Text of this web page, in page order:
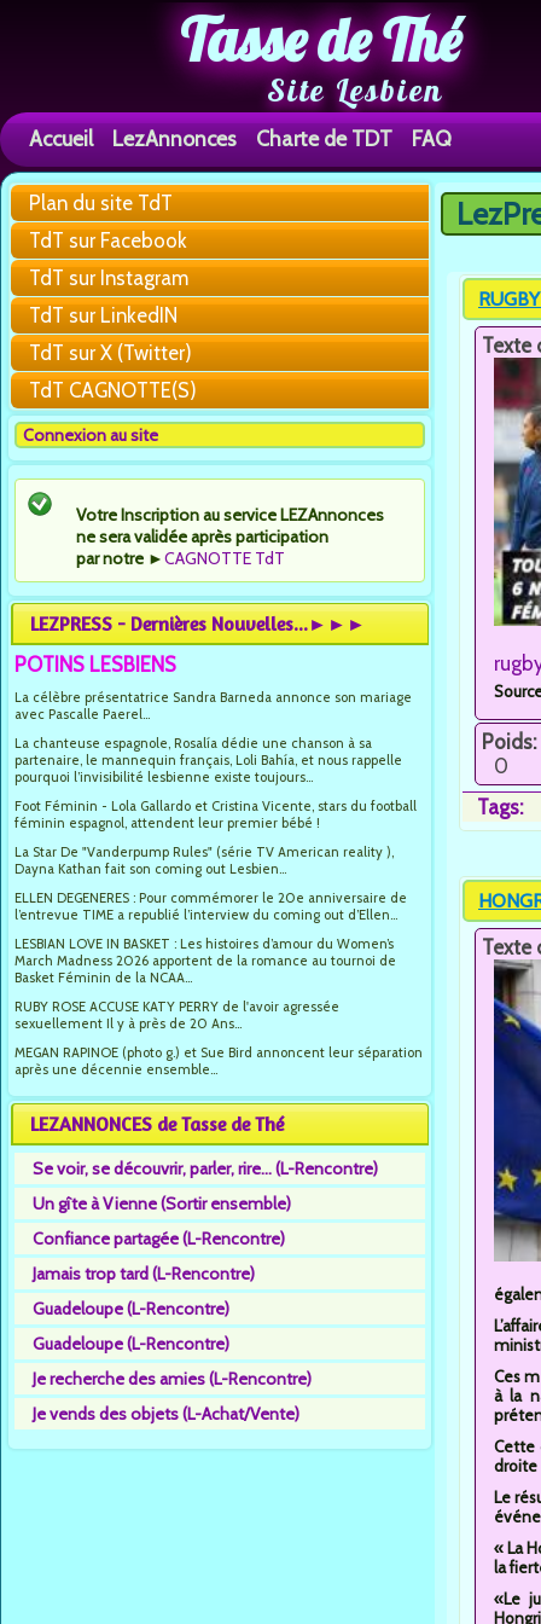
Tasse de Thé
Site Lesbien
Accueil LezAnnonces Charte de TDT FAQ
Plan du site TdT
TdT sur Facebook
TdT sur Instagram
TdT sur LinkedIN
TdT sur X (Twitter)
TdT CAGNOTTE(S)
Connexion au site
Votre Inscription au service LEZAnnonces
ne sera validée après participation
par notre ►CAGNOTTE TdT
LEZPRESS - Dernières Nouvelles...►►►
POTINS LESBIENS
La célèbre présentatrice Sandra Barneda annonce son mariage
avec Pascalle Paerel...
La chanteuse espagnole, Rosalía dédie une chanson à sa
partenaire, le mannequin français, Loli Bahía, et nous rappelle
pourquoi l’invisibilité lesbienne existe toujours...
Foot Féminin - Lola Gallardo et Cristina Vicente, stars du football
féminin espagnol, attendent leur premier bébé !
La Star De "Vanderpump Rules" (série TV American reality ),
Dayna Kathan fait son coming out Lesbien...
ELLEN DEGENERES : Pour commémorer le 20e anniversaire de
l’entrevue TIME a republié l’interview du coming out d’Ellen...
LESBIAN LOVE IN BASKET : Les histoires d’amour du Women’s
March Madness 2026 apportent de la romance au tournoi de
Basket Féminin de la NCAA...
RUBY ROSE ACCUSE KATY PERRY de l'avoir agressée
sexuellement Il y à près de 20 Ans...
MEGAN RAPINOE (photo g.) et Sue Bird annoncent leur séparation
après une décennie ensemble...
LEZANNONCES de Tasse de Thé
Se voir, se découvrir, parler, rire... (L-Rencontre)
Un gîte à Vienne (Sortir ensemble)
Confiance partagée (L-Rencontre)
Jamais trop tard (L-Rencontre)
Guadeloupe (L-Rencontre)
Guadeloupe (L-Rencontre)
Je recherche des amies (L-Rencontre)
Je vends des objets (L-Achat/Vente)
Vous
Texte
Poids:
0
Tags:
Texte
Ces
à la
Cette
droite
Le
« La
la
«Le